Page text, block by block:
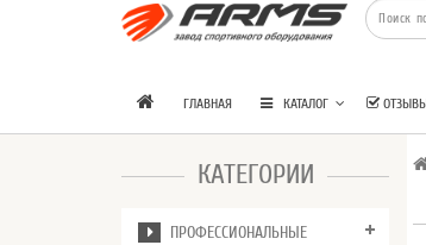
ГЛАВНАЯ КАТАЛОГ
КАТЕГОРИИ
ПРОФЕССИОНАЛЬНЫЕ